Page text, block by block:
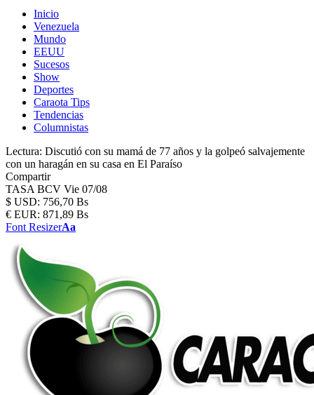
Inicio
Venezuela
Mundo
EEUU
Sucesos
Show
Deportes
Caraota Tips
Tendencias
Columnistas
Lectura: Discutió con su mamá de 77 años y la golpeó salvajemente
con un haragán en su casa en El Paraíso
Compartir
TASA BCV Vie 07/08
$ USD: 756,70 Bs
€ EUR: 871,89 Bs
Font ResizerAa